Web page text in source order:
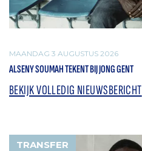
MAANDAG 3 AUGUSTUS 2026
ALSENY SOUMAH TEKENT BIJ JONG GENT
BEKIJK VOLLEDIG NIEUWSBERICHT
TRANSFER